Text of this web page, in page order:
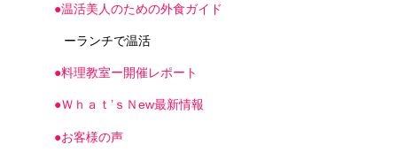
●温活美人のための外食ガイド
ーランチで温活
●料理教室ー開催レポート
●Ｗｈａｔ’ｓＮew最新情報
●お客様の声